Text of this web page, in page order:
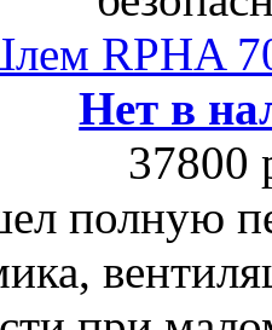
RPHA
Нет в
37800
полную